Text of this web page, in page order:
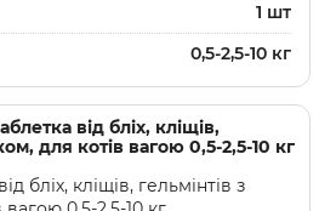
1 шт
0,5-2,5-10 кг
від бліх, кліщів,
для котів вагою 0,5-2,5-10 кг
бліх, кліщів, гельмінтів з